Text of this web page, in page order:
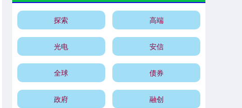
探索 高端
光电 安信
全球 债券
政府 融创